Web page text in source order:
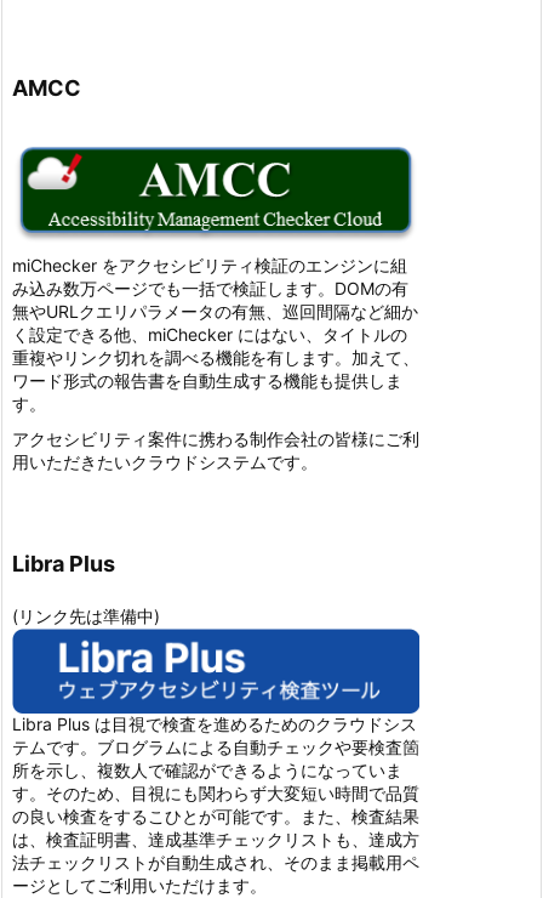
AMCC
miChecker をアクセシビリティ検証のエンジンに組
み込み数万ページでも一括で検証します。DOMの有
無やURLクエリパラメータの有無、巡回間隔など細か
く設定できる他、miChecker にはない、タイトルの
重複やリンク切れを調べる機能を有します。加えて、
ワード形式の報告書を自動生成する機能も提供しま
す。
アクセシビリティ案件に携わる制作会社の皆様にご利
用いただきたいクラウドシステムです。
Libra Plus
(リンク先は準備中)
Libra Plus は目視で検査を進めるためのクラウドシス
テムです。ブログラムによる自動チェックや要検査箇
所を示し、複数人で確認ができるようになっていま
す。そのため、目視にも関わらず大変短い時間で品質
の良い検査をするこひとが可能です。また、検査結果
は、検査証明書、達成基準チェックリストも、達成方
法チェックリストが自動生成され、そのまま掲載用ペ
ージとしてご利用いただけます。